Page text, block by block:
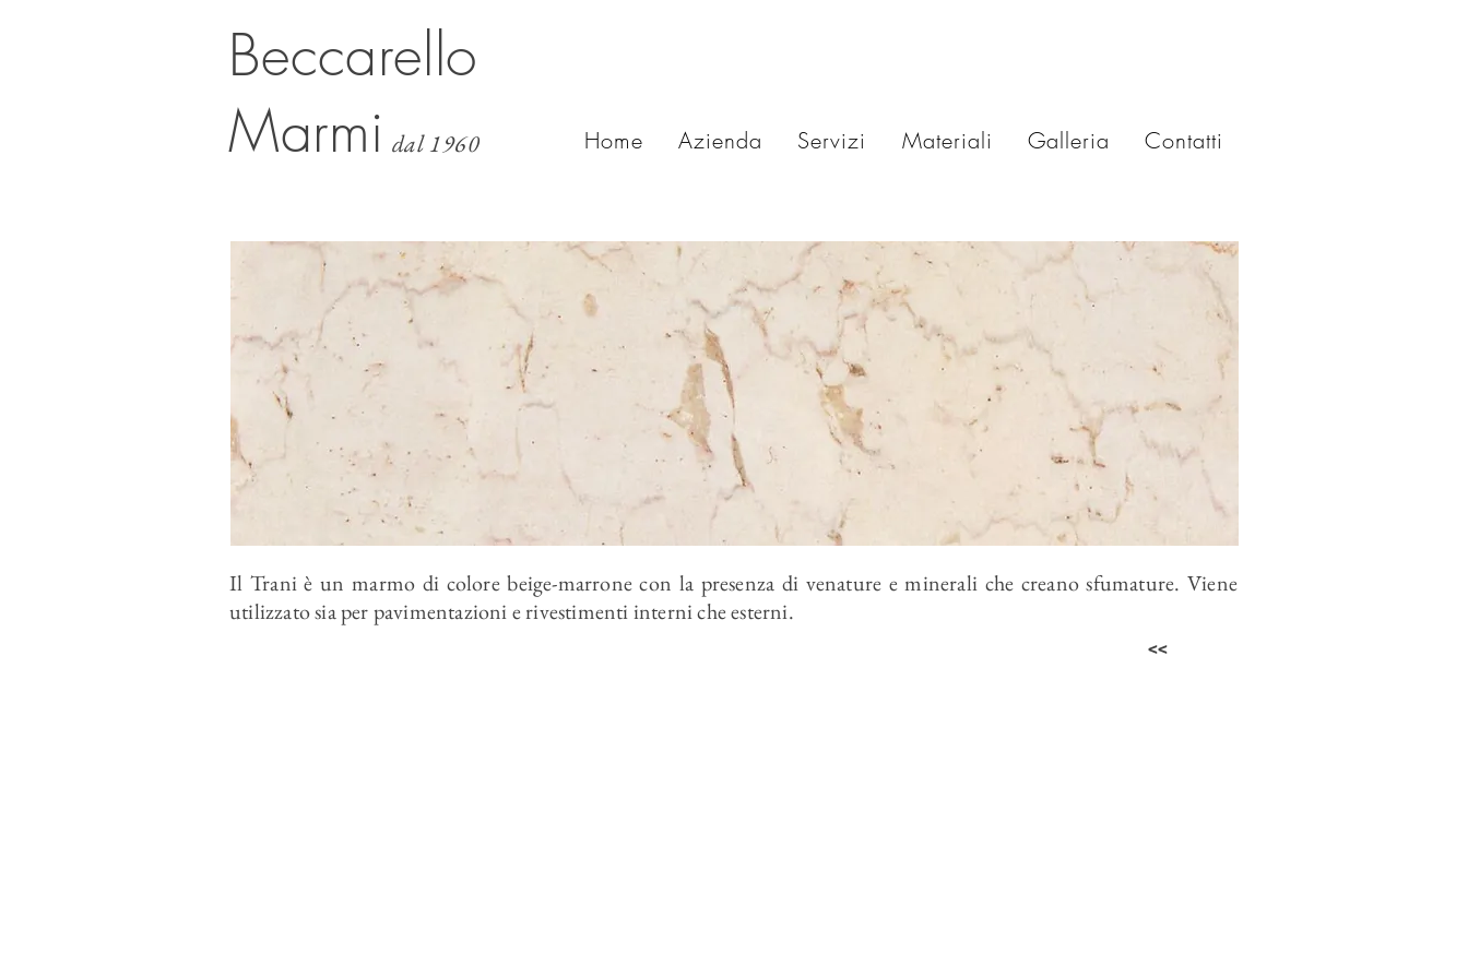
Beccarello
Marmi dal 1960 Home Azienda Servizi Materiali Galleria Contatti
Il Trani è un marmo di colore beige-marrone con la presenza di venature e minerali che creano sfumature. Viene
utilizzato sia per pavimentazioni e rivestimenti interni che esterni.
<<